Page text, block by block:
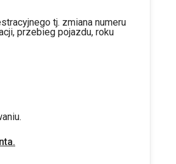
tj. zmiana numeru
przebieg pojazdu, roku